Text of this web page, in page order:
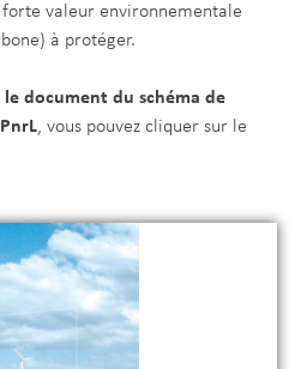
valeur environnementale
à protéger.
document du schéma de
, vous pouvez cliquer sur le